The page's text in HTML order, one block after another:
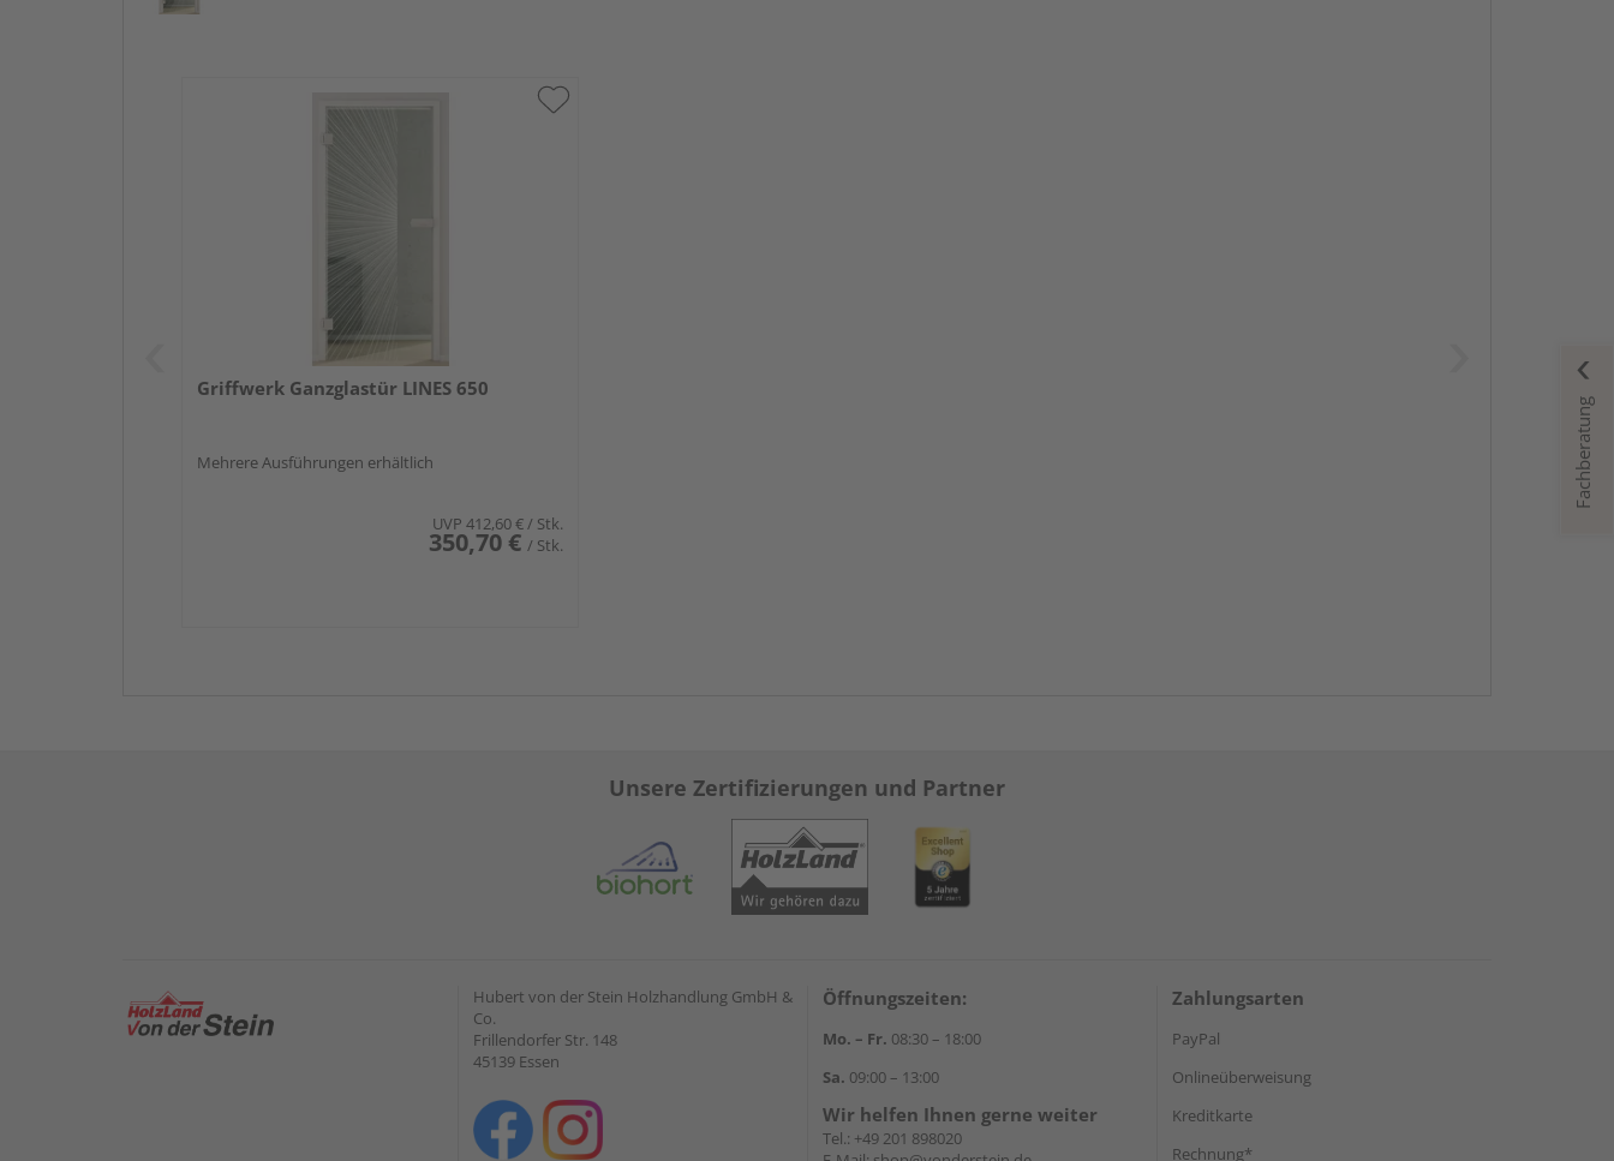
Griffwerk Ganzglastür LINES 650
Mehrere Ausführungen erhältlich
UVP 412,60 €/ Stk.
350,70 € / Stk.
Fachberatung
Unsere Zertifizierungen und Partner
Hubert von der Stein Holzhandlung GmbH &
Co.
Frillendorfer Str. 148
45139 Essen
Öffnungszeiten:
Mo. – Fr. 08:30 – 18:00
Sa. 09:00 – 13:00
Wir helfen Ihnen gerne weiter
Tel.: +49 201 898020
Zahlungsarten
PayPal
Onlineüberweisung
Kreditkarte
Rechnung*